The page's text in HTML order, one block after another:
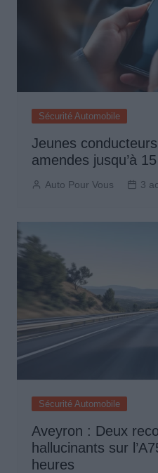
Sécurité Automobile
Jeunes
amendes jusqu’à
Auto Pour Vous 3
Sécurité Automobile
Aveyron : Deux
hallucinants sur
heures